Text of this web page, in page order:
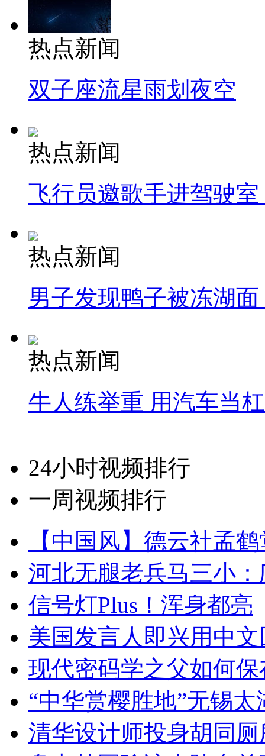
热点新闻
双子座流星雨划夜空
热点新闻
飞行员邀歌手进驾驶
热点新闻
男子发现鸭子被冻湖
热点新闻
牛人练举重 用汽车当
24小时视频排行
一周视频排行
【中国风】德云社孟
河北无腿老兵马三小
信号灯Plus！浑身都亮
美国发言人即兴用中
现代密码学之父如何
“中华赏樱胜地”无锡
清华设计师投身胡同